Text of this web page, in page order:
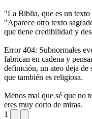
"La Biblia, que es un
"Aparece otro texto
que tiene credibilidad y
Error 404: Subnormales
fabrican en cadena y
definición, un ateo deja de
que también es religiosa.
Menos mal que sé que no
eres muy corto de miras.
1